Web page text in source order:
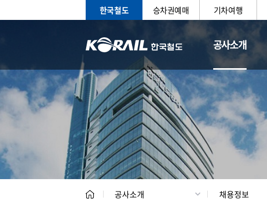
한국철도 승차권예매 기차여행
공사소개
CEO 일반현황
공사소개 채용정보